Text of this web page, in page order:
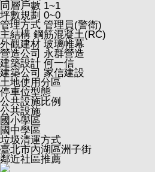
同層戶數 1~1
坪數規劃 0~0
管理方式 管理員(警衛)
主結構 鋼筋混凝土(RC)
外觀建材 玻璃帷幕
營造公司 永群營造
建築設計 何一信
建築公司 家信建設
土地使用分區
停車位型態
公共設施比例
公共設施
國小學區
國中學區
垃圾清運方式
臺北市內湖區洲子街
鄰近社區推薦